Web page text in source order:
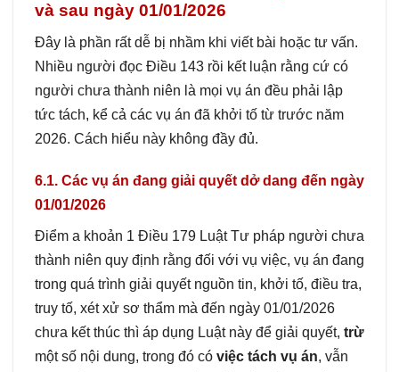
và sau ngày 01/01/2026
Đây là phần rất dễ bị nhầm khi viết bài hoặc tư vấn.
Nhiều người đọc Điều 143 rồi kết luận rằng cứ có
người chưa thành niên là mọi vụ án đều phải lập
tức tách, kể cả các vụ án đã khởi tố từ trước năm
2026. Cách hiểu này không đầy đủ.
6.1. Các vụ án đang giải quyết dở dang đến ngày
01/01/2026
Điểm a khoản 1 Điều 179 Luật Tư pháp người chưa
thành niên quy định rằng đối với vụ việc, vụ án đang
trong quá trình giải quyết nguồn tin, khởi tố, điều tra,
truy tố, xét xử sơ thẩm mà đến ngày 01/01/2026
chưa kết thúc thì áp dụng Luật này để giải quyết, trừ
một số nội dung, trong đó có việc tách vụ án, vẫn